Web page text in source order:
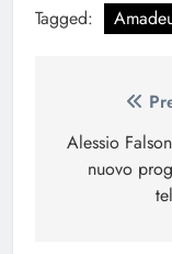
Tagged:
articoli
Alessio
nuovo